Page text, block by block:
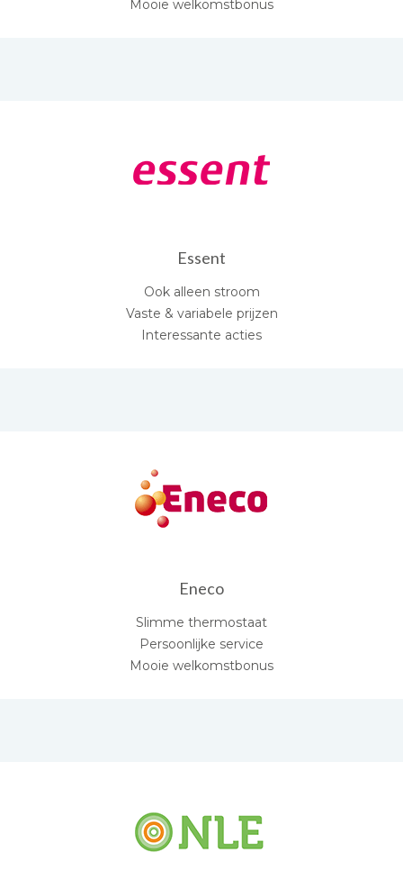
Mooie welkomstbonus
Essent
Ook alleen stroom
Vaste & variabele prijzen
Interessante acties
Eneco
Slimme thermostaat
Persoonlijke service
Mooie welkomstbonus